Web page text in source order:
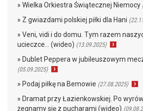
» Wielka Orkiestra Świątecznej Niemocy
» Z gwiazdami polskiej piłki dla Hani
» Veni, vidi i do domu. Tym razem
ucieczce… (wideo) (13.09.2025)
» Dublet Peppera w jubileuszowym
(05.09.2025)
» Podaj piłkę na Bemowie (27.08.2025)
» Dramat przy Łazienkowskiej. Po
żegnamy się z pucharami (wideo)